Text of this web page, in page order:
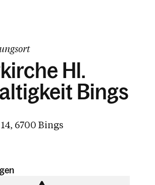
Hl.
Bings
6700 Bings